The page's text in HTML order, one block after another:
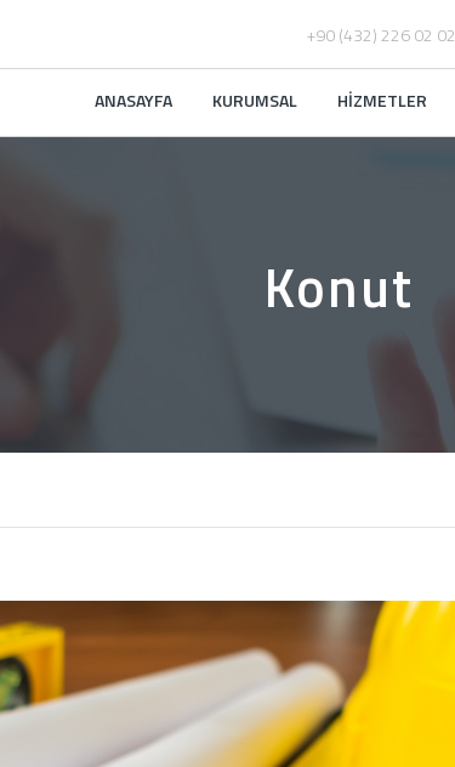
ANASAYFA KURUMSAL HİZMETLER
+90 (432) 226 02 02
Konut